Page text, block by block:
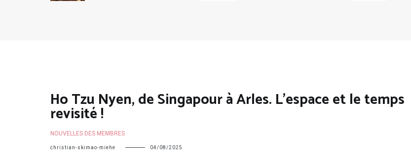
Ho Tzu Nyen, de Singapour à Arles. L’espace et le temps
revisité !
NOUVELLES DES MEMBRES
christian-skimao-miehe 04/08/2025